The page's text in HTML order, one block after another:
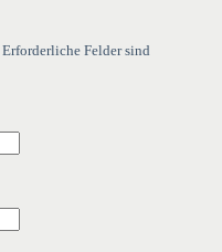
Erforderliche Felder sind